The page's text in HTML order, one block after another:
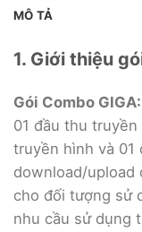
MÔ TẢ
1. Giới thiệu
Gói Combo GIGA:
01 đầu thu
truyền hình và
download/upload
cho đối tượng sử
nhu cầu sử dụng